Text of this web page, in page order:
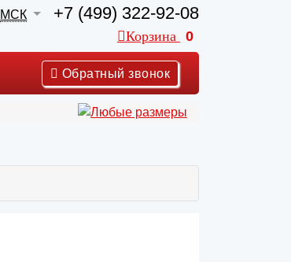
МСК +7 (499) 322-92-08
Корзина 0
Обратный звонок